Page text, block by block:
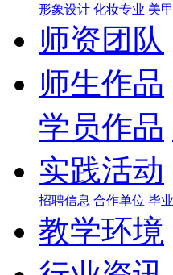
形象设计 化妆专业 美
师资团队
师生作品
学员作品
实践活动
招聘信息 合作单位 毕
教学环境